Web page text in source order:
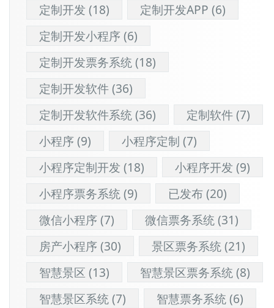
定制开发 (18) 定制开发APP (6)
定制开发小程序(6)
定制开发票务系统(18)
定制开发软件(36)
定制开发软件系统(36) 定制软件(7)
小程序(9) 小程序定制 (7)
小程序定制开发 (18) 小程序开发 (9)
小程序票务系统(9) 已发布(20)
微信小程序(7) 微信票务系统(31)
房产小程序(30) 景区票务系统(21)
智慧景区 (13) 智慧景区票务系统(8)
智慧景区系统(7) 智慧票务系统(6)